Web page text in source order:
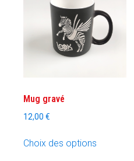
Mug gravé
12,00 €
Choix des options